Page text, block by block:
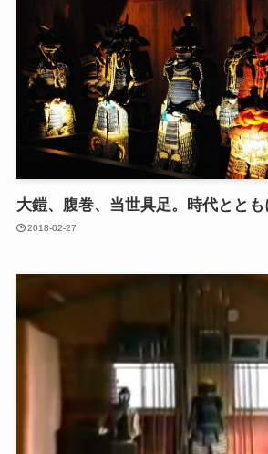
大鎧、腹巻、当世具足。時代とと
2018-02-27